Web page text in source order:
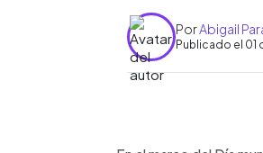
PorAbigail
Publicado el 01